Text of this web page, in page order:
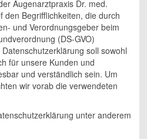
Augenarztpraxis Dr. med.
den Begrifflichkeiten, die durch
und Verordnungsgeber beim
(DS-GVO)
soll sowohl
für unsere Kunden und
und verständlich sein. Um
wir vorab die verwendeten
unter anderem